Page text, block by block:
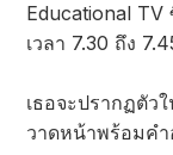
Educational TV
เวลา 7.30 ถึง
เธอจะปรากฏตัว
วาดหน้าพร้อมคำ